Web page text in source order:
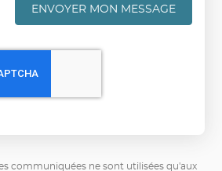
ENVOYER MON MESSAGE
communiquées ne sont utilisées qu'aux